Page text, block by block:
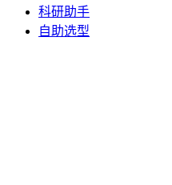
科研助手
自助选型